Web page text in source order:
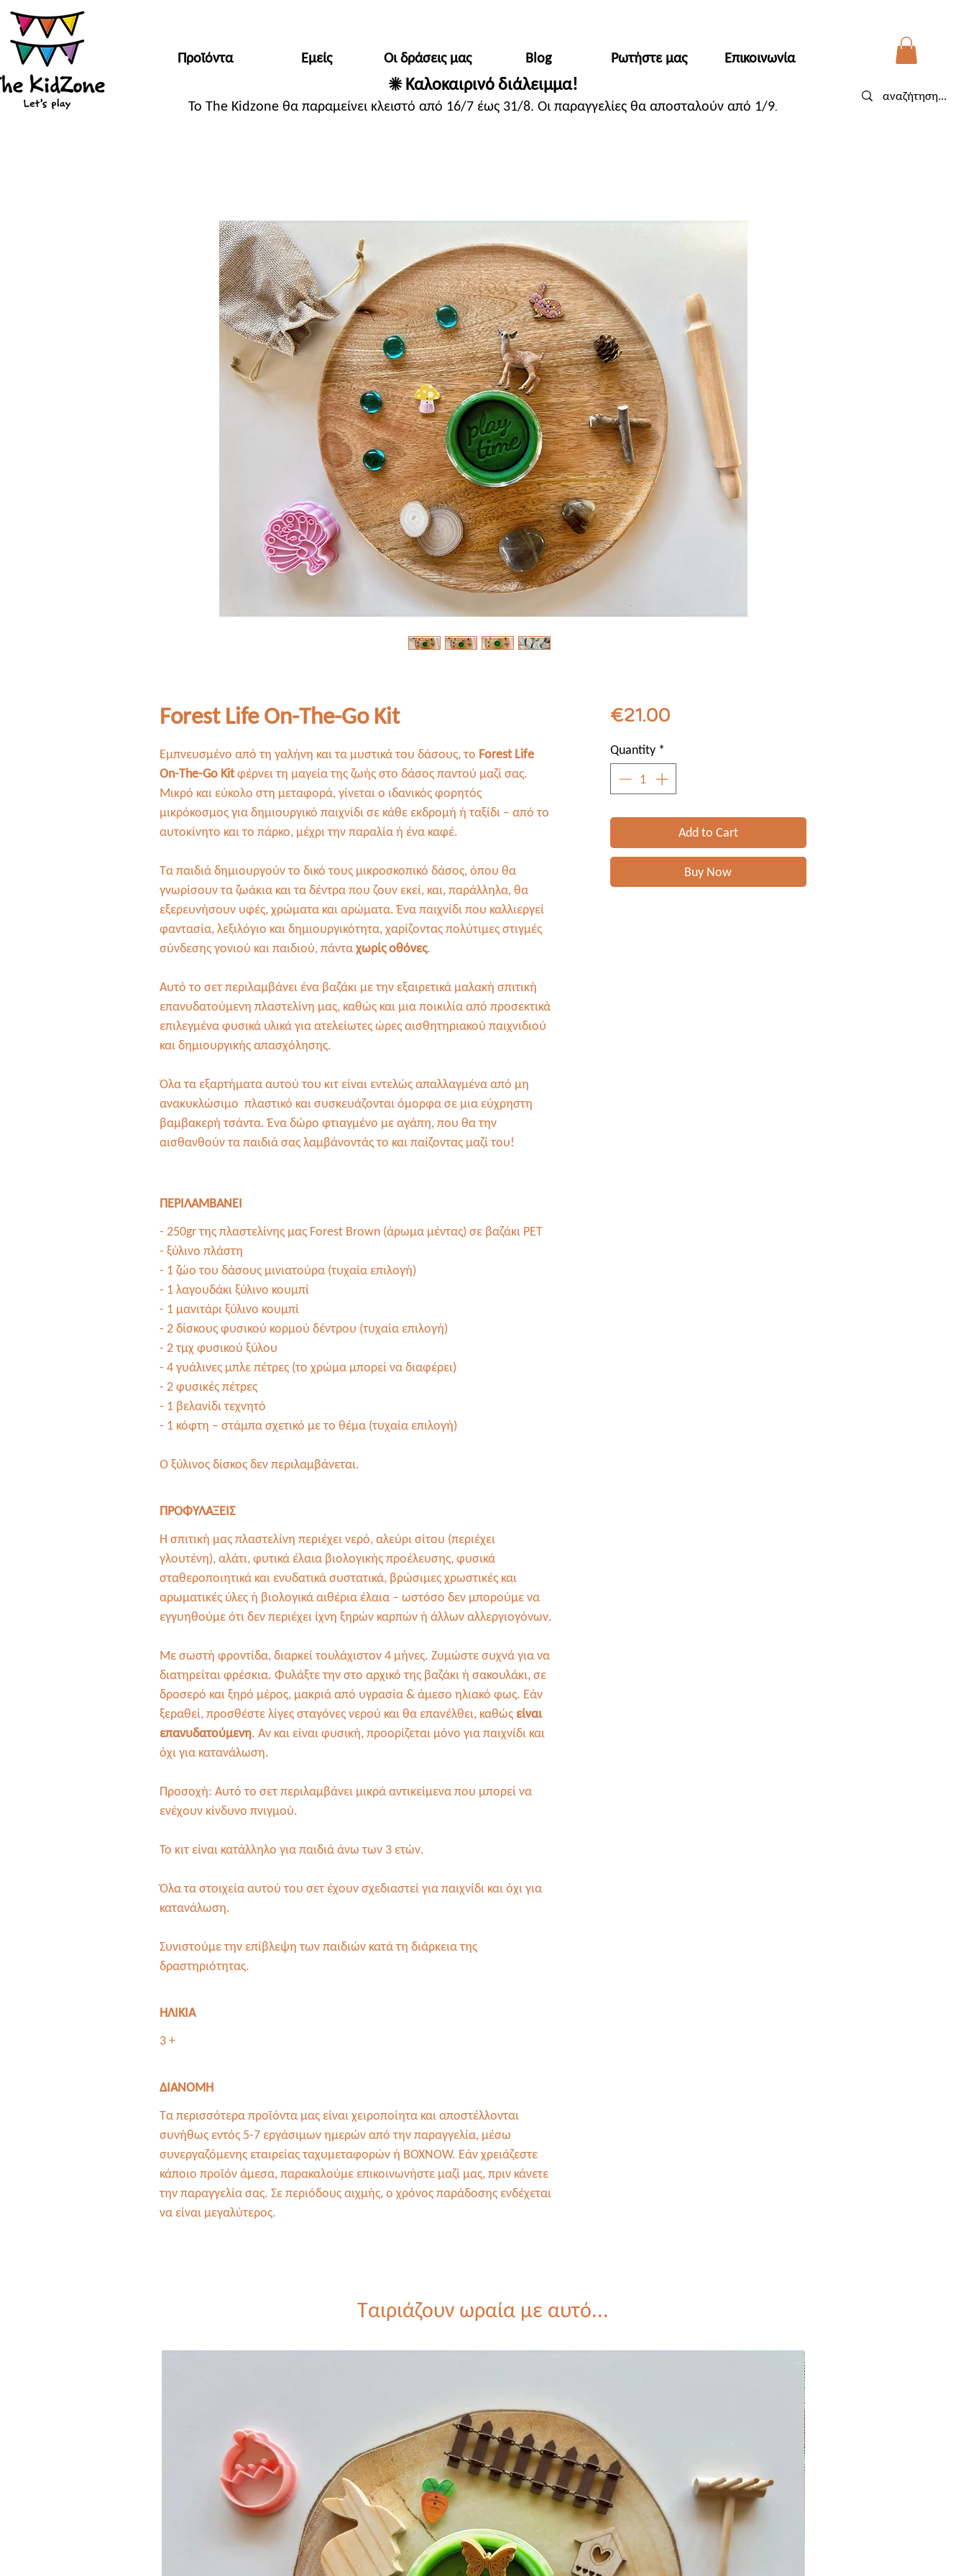
Προϊόντα Εμείς Οι δράσεις μας Blog Ρωτήστε μας Επικοινωνία
☀️ Καλοκαιρινό διάλειμμα!
Το The Kidzone θα παραμείνει κλειστό από 16/7 έως 31/8. Οι παραγγελίες θα αποσταλούν από 1/9.
Forest Life On-The-Go Kit
Εμπνευσμένο από τη γαλήνη και τα μυστικά του δάσους, το Forest Life
On-The-Go Kitφέρνει τη μαγεία της ζωής στο δάσος παντού μαζί σας.
Μικρό και εύκολο στη μεταφορά, γίνεται ο ιδανικός φορητός
μικρόκοσμος για δημιουργικό παιχνίδι σε κάθε εκδρομή ή ταξίδι – από το
αυτοκίνητο και το πάρκο, μέχρι την παραλία ή ένα καφέ.
Τα παιδιά δημιουργούν το δικό τους μικροσκοπικό δάσος, όπου θα
γνωρίσουν τα ζωάκια και τα δέντρα που ζουν εκεί, και, παράλληλα, θα
εξερευνήσουν υφές, χρώματα και αρώματα. Ένα παιχνίδι που καλλιεργεί
φαντασία, λεξιλόγιο και δημιουργικότητα, χαρίζοντας πολύτιμες στιγμές
σύνδεσης γονιού και παιδιού, πάνταχωρίς οθόνες.
Αυτό το σετ περιλαμβάνει ένα βαζάκι με την εξαιρετικά μαλακή σπιτική
επανυδατούμενη πλαστελίνη μας, καθώς και μια ποικιλία από προσεκτικά
επιλεγμένα φυσικά υλικά για ατελείωτες ώρες αισθητηριακού παιχνιδιού
και δημιουργικής απασχόλησης.
Όλα τα εξαρτήματα αυτού του κιτ είναι εντελώς απαλλαγμένα από μη
ανακυκλώσιμο πλαστικό και συσκευάζονται όμορφα σε μια εύχρηστη
βαμβακερή τσάντα. Ένα δώρο φτιαγμένο με αγάπη, που θα την
αισθανθούν τα παιδιά σας λαμβάνοντάς το και παίζοντας μαζί του!
ΠΕΡΙΛΑΜΒΑΝΕΙ
- 250gr της πλαστελίνης μας Forest Brown (άρωμα μέντας) σε βαζάκι PET
- ξύλινο πλάστη
- 1 ζώο του δάσους μινιατούρα (τυχαία επιλογή)
- 1 λαγουδάκι ξύλινο κουμπί
- 1 μανιτάρι ξύλινο κουμπί
- 2 δίσκους φυσικού κορμού δέντρου (τυχαία επιλογή)
- 2τμχ φυσικού ξύλου
- 4 γυάλινες μπλε πέτρες (το χρώμα μπορεί να διαφέρει)
- 2 φυσικές πέτρες
- 1 βελανίδι τεχνητό
- 1 κόφτη – στάμπα σχετικό με το θέμα (τυχαία επιλογή)
Ο ξύλινος δίσκος δεν περιλαμβάνεται.
ΠΡΟΦΥΛΑΞΕΙΣ
Η σπιτική μας πλαστελίνη περιέχει νερό, αλεύρι σίτου (περιέχει
γλουτένη), αλάτι, φυτικά έλαια βιολογικής προέλευσης, φυσικά
σταθεροποιητικά και ενυδατικά συστατικά, βρώσιμες χρωστικές και
αρωματικές ύλες ή βιολογικά αιθέρια έλαια – ωστόσο δεν μπορούμε να
εγγυηθούμε ότι δεν περιέχει ίχνη ξηρών καρπών ή άλλων αλλεργιογόνων.
Με σωστή φροντίδα, διαρκεί τουλάχιστον 4 μήνες. Ζυμώστε συχνά για να
διατηρείται φρέσκια. Φυλάξτε την στο αρχικό της βαζάκι ή σακουλάκι, σε
δροσερό και ξηρό μέρος, μακριά από υγρασία & άμεσο ηλιακό φως. Εάν
ξεραθεί, προσθέστε λίγες σταγόνες νερού και θα επανέλθει, καθώς είναι
επανυδατούμενη. Αν και είναι φυσική, προορίζεται μόνο για παιχνίδι και
όχι για κατανάλωση.
Προσοχή: Αυτό το σετ περιλαμβάνει μικρά αντικείμενα που μπορεί να
ενέχουν κίνδυνο πνιγμού.
Το κιτ είναι κατάλληλο για παιδιά άνω των 3 ετών.
Όλα τα στοιχεία αυτού του σετ έχουν σχεδιαστεί για παιχνίδι και όχι για
κατανάλωση.
Συνιστούμε την επίβλεψη των παιδιών κατά τη διάρκεια της
δραστηριότητας.
ΗΛΙΚΙΑ
3 +
ΔΙΑΝΟΜΗ
Τα περισσότερα προϊόντα μας είναι χειροποίητα και αποστέλλονται
συνήθως εντός 5-7 εργάσιμων ημερών από την παραγγελία, μέσω
συνεργαζόμενης εταιρείας ταχυμεταφορών ή BOXNOW. Εάν χρειάζεστε
κάποιο προϊόν άμεσα, παρακαλούμε επικοινωνήστε μαζί μας, πριν κάνετε
την παραγγελία σας. Σε περιόδους αιχμής, ο χρόνος παράδοσης ενδέχεται
να είναι μεγαλύτερος.
€21.00Price
Quantity *
Add to Cart
Buy Now
Ταιριάζουν ωραία με αυτό...